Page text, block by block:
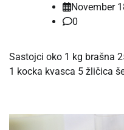
November
0
Sastojci oko 1 kg brašna
1 kocka kvasca 5 žličica